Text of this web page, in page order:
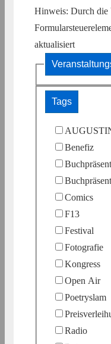
Hinweis: Durch die
aktualisiert
Tags
Benefiz
Comics
F13
Festival
Fotografie
Kongress
Open Air
Poetryslam
Radio